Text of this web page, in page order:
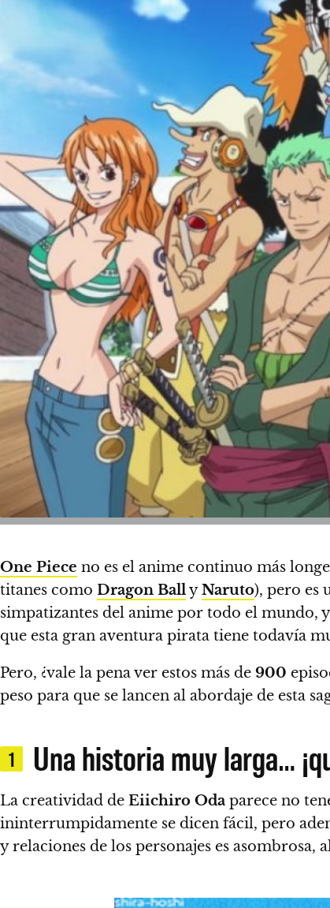
One Piece no es el anime continuo más
titanes como Dragon BallyNaruto), pero es
simpatizantes del anime por todo el mundo,
que esta gran aventura pirata tiene todavía
Pero, ¿vale la pena ver estos más de 900
peso para que se lancen al abordaje de esta
1 Una historia muy larga…
La creatividad de Eiichiro Oda parece no
ininterrumpidamente se dicen fácil, pero
y relaciones de los personajes es